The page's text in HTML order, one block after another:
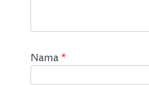
Nama*